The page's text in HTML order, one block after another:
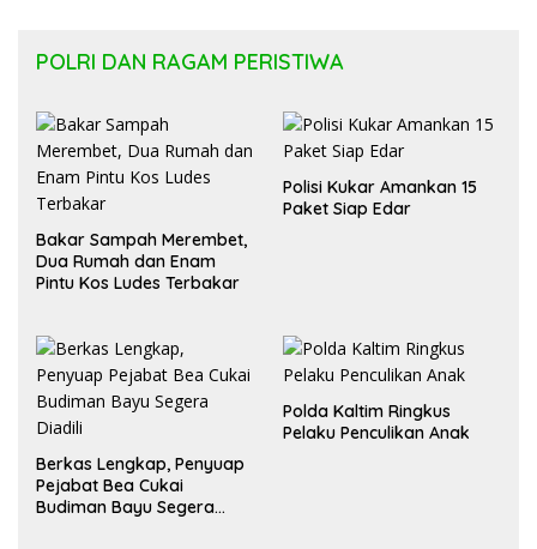
POLRI DAN RAGAM PERISTIWA
Bakar Sampah Merembet,
Dua Rumah dan Enam
Pintu Kos Ludes Terbakar
Polisi Kukar Amankan 15
Paket Siap Edar
Berkas Lengkap, Penyuap
Pejabat Bea Cukai
Budiman Bayu Segera
Polda Kaltim Ringkus
Pelaku Penculikan Anak